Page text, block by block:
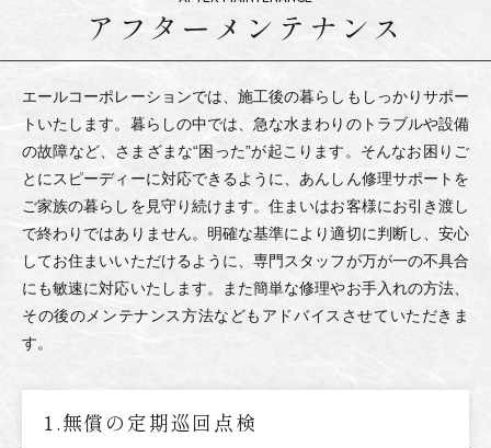
アフターメンテナンス
エールコーポレーションでは、施工後の暮らしもしっかりサポー
トいたします。暮らしの中では、急な水まわりのトラブルや設備
の故障など、さまざまな“困った”が起こります。そんなお困りご
とにスピーディーに対応できるように、あんしん修理サポートを
ご家族の暮らしを見守り続けます。住まいはお客様にお引き渡し
で終わりではありません。明確な基準により適切に判断し、安心
してお住まいいただけるように、専門スタッフが万が一の不具合
にも敏速に対応いたします。また簡単な修理やお手入れの方法、
その後のメンテナンス方法などもアドバイスさせていただきま
す。
1.無償の定期巡回点検